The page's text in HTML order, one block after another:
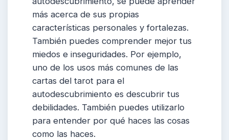
más acerca de sus propias
características personales y fortalezas.
También puedes comprender mejor tus
miedos e inseguridades. Por ejemplo,
uno de los usos más comunes de las
cartas del tarot para el
autodescubrimiento es descubrir tus
debilidades. También puedes utilizarlo
para entender por qué haces las cosas
como las haces.